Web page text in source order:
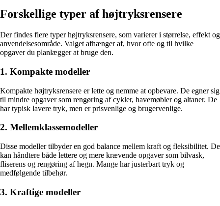
Forskellige typer af højtryksrensere
Der findes flere typer højtryksrensere, som varierer i størrelse, effekt og
anvendelsesområde. Valget afhænger af, hvor ofte og til hvilke
opgaver du planlægger at bruge den.
1. Kompakte modeller
Kompakte højtryksrensere er lette og nemme at opbevare. De egner sig
til mindre opgaver som rengøring af cykler, havemøbler og altaner. De
har typisk lavere tryk, men er prisvenlige og brugervenlige.
2. Mellemklassemodeller
Disse modeller tilbyder en god balance mellem kraft og fleksibilitet. De
kan håndtere både lettere og mere krævende opgaver som bilvask,
fliserens og rengøring af hegn. Mange har justerbart tryk og
medfølgende tilbehør.
3. Kraftige modeller